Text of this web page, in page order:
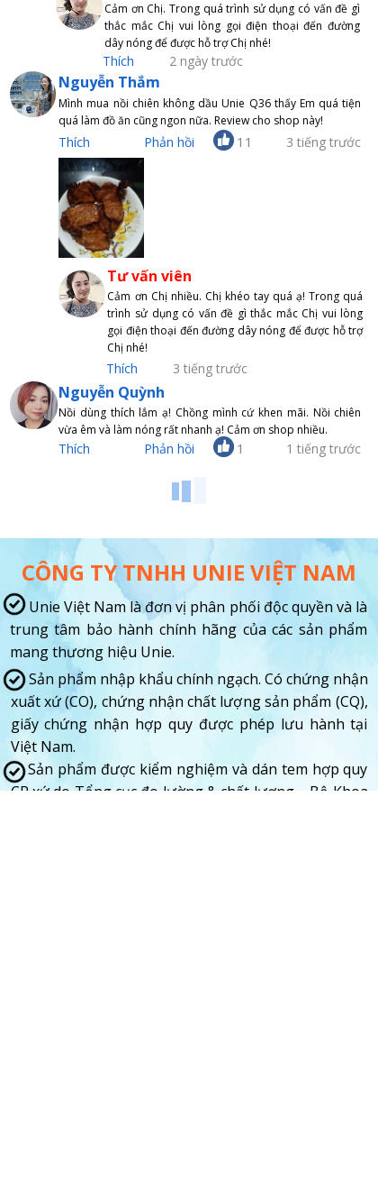
Cảm ơn Chị. Trong quá trình sử dụng có vấn đề gì
thắc mắc Chị vui lòng gọi điện thoại đến đường
dây nóng để được hỗ trợ Chị nhé!
Thích 2 ngày trước
Nguyễn Thắm
Mình mua nồi chiên không dầu Unie Q36 thấy Em quá tiện
quá làm đồ ăn cũng ngon nữa. Review cho shop này!
Cảm ơn Chị nhiều. Chị khéo tay quá ạ! Trong quá
trình sử dụng có vấn đề gì thắc mắc Chị vui lòng
gọi điện thoại đến đường dây nóng để được hỗ trợ
Chị nhé!
Tư vấn viên
Thích 3 tiếng trước
Nguyễn Quỳnh
Nồi dùng thích lắm ạ! Chồng mình cứ khen mãi. Nồi chiên
vừa êm và làm nóng rất nhanh ạ! Cảm ơn shop nhiều.
Thích Phản hồi 3 tiếng trước
11
Thích Phản hồi 1 tiếng trước
1
CÔNG TY TNHH UNIE VIỆT NAM
Unie Việt Nam là đơn vị phân phối độc quyền và là
trung tâm bảo hành chính hãng của các sản phẩm
mang thương hiệu Unie.
Sản phẩm nhập khẩu chính ngạch. Có chứng nhận
xuất xứ (CO), chứng nhận chất lượng sản phẩm (CQ),
giấy chứng nhận hợp quy được phép lưu hành tại
Việt Nam.
Sản phẩm được kiểm nghiệm và dán tem hợp quy
CR xứ do Tổng cục đo lường & chất lượng – Bộ Khoa